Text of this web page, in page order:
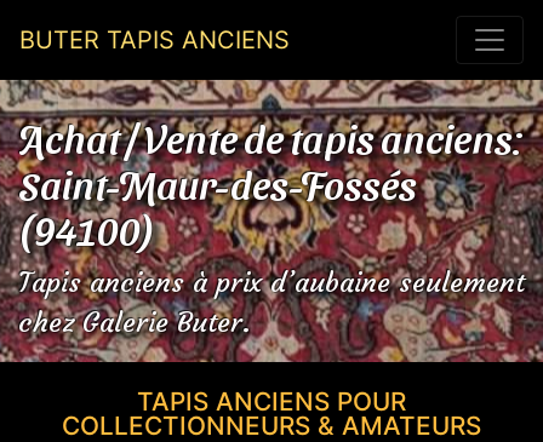
BUTER TAPIS ANCIENS
Achat / Vente de tapis anciens:
Saint-Maur-des-Fossés
(94100)
Tapis anciens à prix d’aubaine seulement
chez Galerie Buter.
TAPIS ANCIENS POUR
COLLECTIONNEURS & AMATEURS